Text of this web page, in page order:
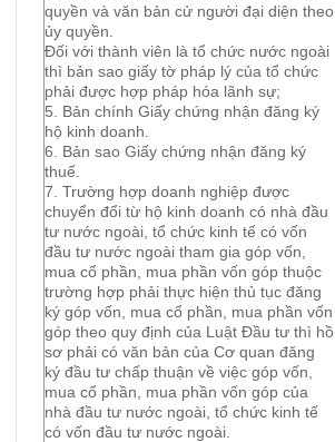
quyền và văn bản cử người đại diện theo
ủy quyền.
Đối với thành viên là tổ chức nước ngoài
thì bản sao giấy tờ pháp lý của tổ chức
phải được hợp pháp hóa lãnh sự;
5. Bản chính Giấy chứng nhận đăng ký
hộ kinh doanh.
6. Bản sao Giấy chứng nhận đăng ký
thuế.
7. Trường hợp doanh nghiệp được
chuyển đổi từ hộ kinh doanh có nhà đầu
tư nước ngoài, tổ chức kinh tế có vốn
đầu tư nước ngoài tham gia góp vốn,
mua cổ phần, mua phần vốn góp thuộc
trường hợp phải thực hiện thủ tục đăng
ký góp vốn, mua cổ phần, mua phần vốn
góp theo quy định của Luật Đầu tư thì hồ
sơ phải có văn bản của Cơ quan đăng
ký đầu tư chấp thuận về việc góp vốn,
mua cổ phần, mua phần vốn góp của
nhà đầu tư nước ngoài, tổ chức kinh tế
có vốn đầu tư nước ngoài.